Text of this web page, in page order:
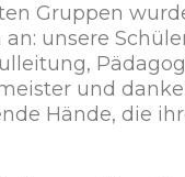
Gruppen
unsere
und
Hände, die